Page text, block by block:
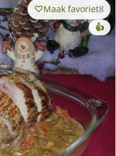
Maak favoriet8
👍